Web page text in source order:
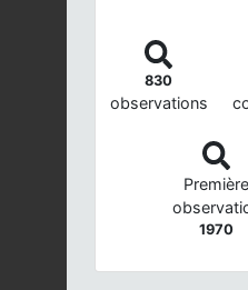
830
observations
Première
1970